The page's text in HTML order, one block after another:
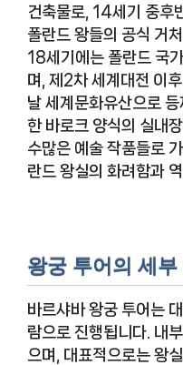
건축물로, 14세기 중후
폴란드 왕들의 공식 거
18세기에는 폴란드 국
며, 제2차 세계대전 이
날 세계문화유산으로
한 바로크 양식의 실내
수많은 예술 작품들로
란드 왕실의 화려함과
왕궁 투어의 세부
바르샤바 왕궁 투어는
람으로 진행됩니다. 내
으며, 대표적으로는 왕